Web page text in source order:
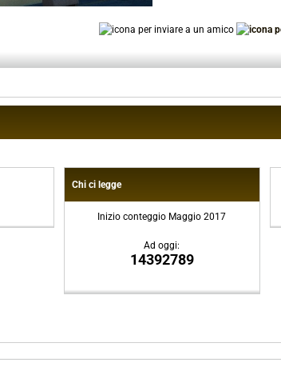
Chi ci legge
Inizio conteggio Maggio 2017
Ad oggi:
14392789